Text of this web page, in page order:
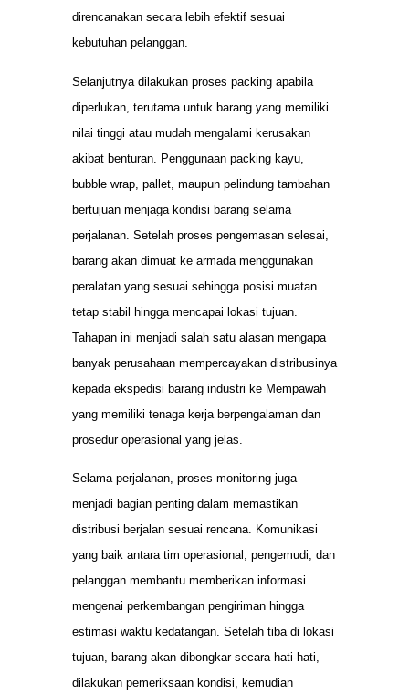
direncanakan secara lebih efektif sesuai
kebutuhan pelanggan.
Selanjutnya dilakukan proses packing apabila
diperlukan, terutama untuk barang yang memiliki
nilai tinggi atau mudah mengalami kerusakan
akibat benturan. Penggunaan packing kayu,
bubble wrap, pallet, maupun pelindung tambahan
bertujuan menjaga kondisi barang selama
perjalanan. Setelah proses pengemasan selesai,
barang akan dimuat ke armada menggunakan
peralatan yang sesuai sehingga posisi muatan
tetap stabil hingga mencapai lokasi tujuan.
Tahapan ini menjadi salah satu alasan mengapa
banyak perusahaan mempercayakan distribusinya
kepada ekspedisi barang industri ke Mempawah
yang memiliki tenaga kerja berpengalaman dan
prosedur operasional yang jelas.
Selama perjalanan, proses monitoring juga
menjadi bagian penting dalam memastikan
distribusi berjalan sesuai rencana. Komunikasi
yang baik antara tim operasional, pengemudi, dan
pelanggan membantu memberikan informasi
mengenai perkembangan pengiriman hingga
estimasi waktu kedatangan. Setelah tiba di lokasi
tujuan, barang akan dibongkar secara hati-hati,
dilakukan pemeriksaan kondisi, kemudian